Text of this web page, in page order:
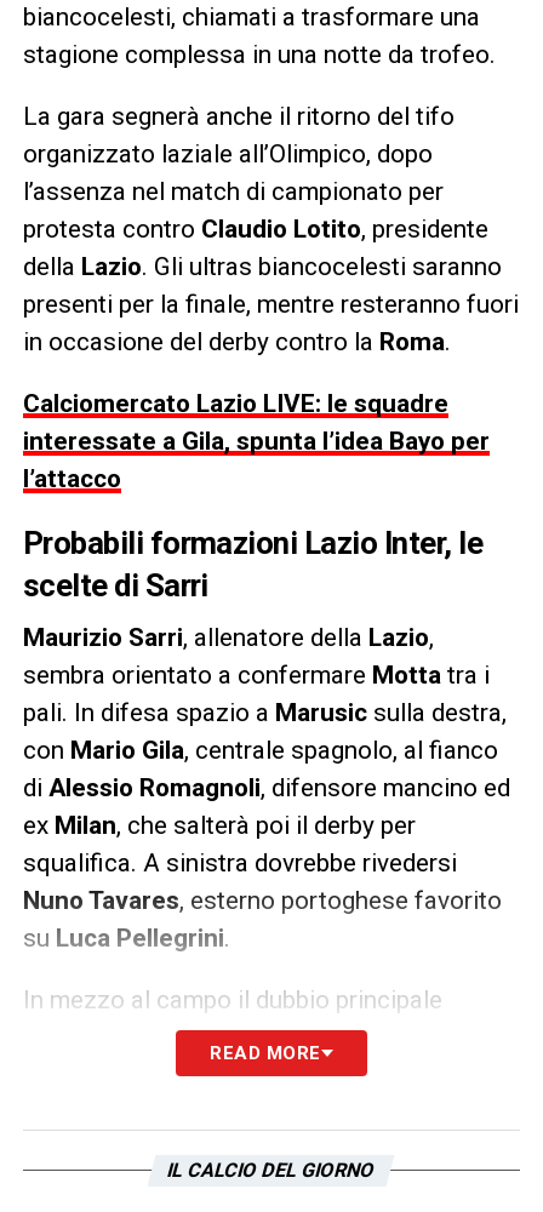
biancocelesti, chiamati a trasformare una
stagione complessa in una notte da trofeo.
La gara segnerà anche il ritorno del tifo
organizzato laziale all’Olimpico, dopo
l’assenza nel match di campionato per
protesta contro Claudio Lotito, presidente
della Lazio. Gli ultras biancocelesti saranno
presenti per la finale, mentre resteranno fuori
in occasione del derby contro la Roma.
Calciomercato Lazio LIVE: le squadre
interessate a Gila, spunta l’idea Bayo per
l’attacco
Probabili formazioni Lazio Inter, le
scelte di Sarri
Maurizio Sarri, allenatore della Lazio,
sembra orientato a confermare Motta tra i
pali. In difesa spazio a Marusicsulla destra,
con Mario Gila, centrale spagnolo, al fianco
di Alessio Romagnoli, difensore mancino ed
ex Milan, che salterà poi il derby per
squalifica. A sinistra dovrebbe rivedersi
Nuno Tavares, esterno portoghese favorito
su Luca Pellegrini.
In mezzo al campo il dubbio principale
riguarda la regia.Patric, difensore spagnolo
adattabile davanti alla difesa, è favorito su
lati dovrebbero agire
Basic e Taylor
READ MORE
IL CALCIO DEL GIORNO